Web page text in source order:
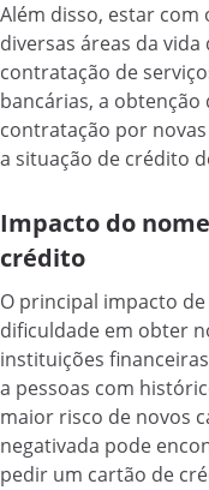
Além disso, estar
diversas áreas da
contratação de
bancárias, a obtenção
contratação por
a situação de crédito
Impacto do
crédito
O principal impacto
dificuldade em obter
instituições
a pessoas com
maior risco de novos
negativada pode
pedir um cartão de